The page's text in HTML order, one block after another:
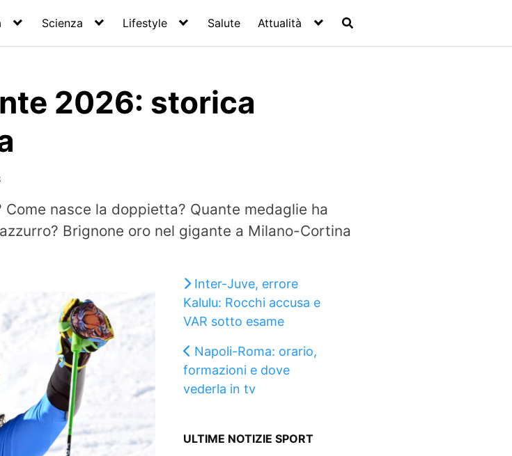
Scienza Lifestyle Salute Attualità
2026: storica
nasce la doppietta? Quante medaglie ha
Brignone oro nel gigante a Milano-Cortina
Inter-Juve, errore
Kalulu: Rocchi accusa e
VAR sotto esame
Napoli-Roma: orario,
formazioni e dove
vederla in tv
ULTIME NOTIZIE SPORT